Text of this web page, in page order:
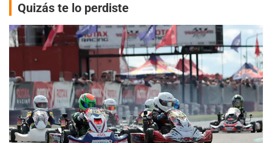
Quizás te lo perdiste